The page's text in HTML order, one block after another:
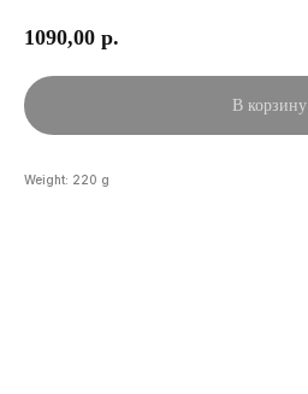
1090,00 р.
В корзину
Weight: 220 g